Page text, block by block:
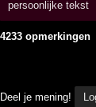
persoonlijke tekst
4233 opmerkingen
Deel je mening!